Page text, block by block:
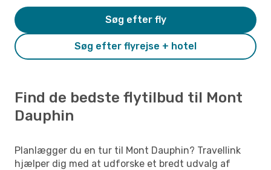
Søg efter flyrejse + hotel
Søg efter fly
Find de bedste flytilbud til Mont
Dauphin
Planlægger du en tur til Mont Dauphin? Travellink
hjælper dig med at udforske et bredt udvalg af